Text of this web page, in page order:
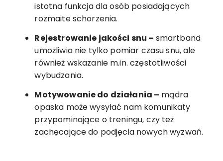
istotna funkcja dla osób posiadających
rozmaite schorzenia.
Rejestrowanie jakości snu – smartband
umożliwia nie tylko pomiar czasu snu, ale
również wskazanie m.in. częstotliwości
wybudzania.
Motywowanie do działania – mądra
opaska może wysyłać nam komunikaty
przypominające o treningu, czy też
zachęcające do podjęcia nowych wyzwań.